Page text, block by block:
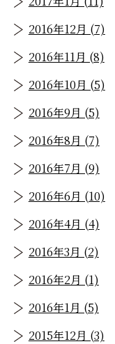
2016年12月 (7)
2016年11月 (8)
2016年10月 (5)
2016年9月 (5)
2016年8月 (7)
2016年7月 (9)
2016年6月 (10)
2016年4月 (4)
2016年3月 (2)
2016年2月 (1)
2016年1月 (5)
2015年12月 (3)